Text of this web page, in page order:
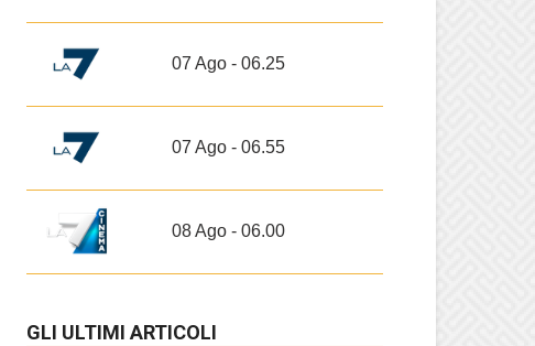
07 Ago - 06.25
07 Ago - 06.55
08 Ago - 06.00
GLI ULTIMI ARTICOLI